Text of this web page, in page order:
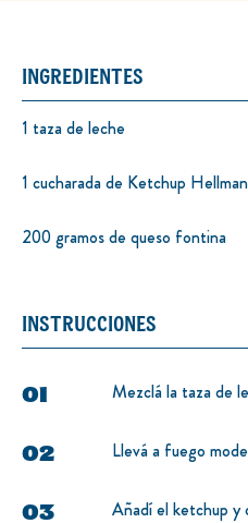
INGREDIENTES
1 taza de leche
1 cucharada de Ketchup
200 gramos de queso fontina
INSTRUCCIONES
Mezclá la taza de
Llevá a fuego
Añadí el ketchup y